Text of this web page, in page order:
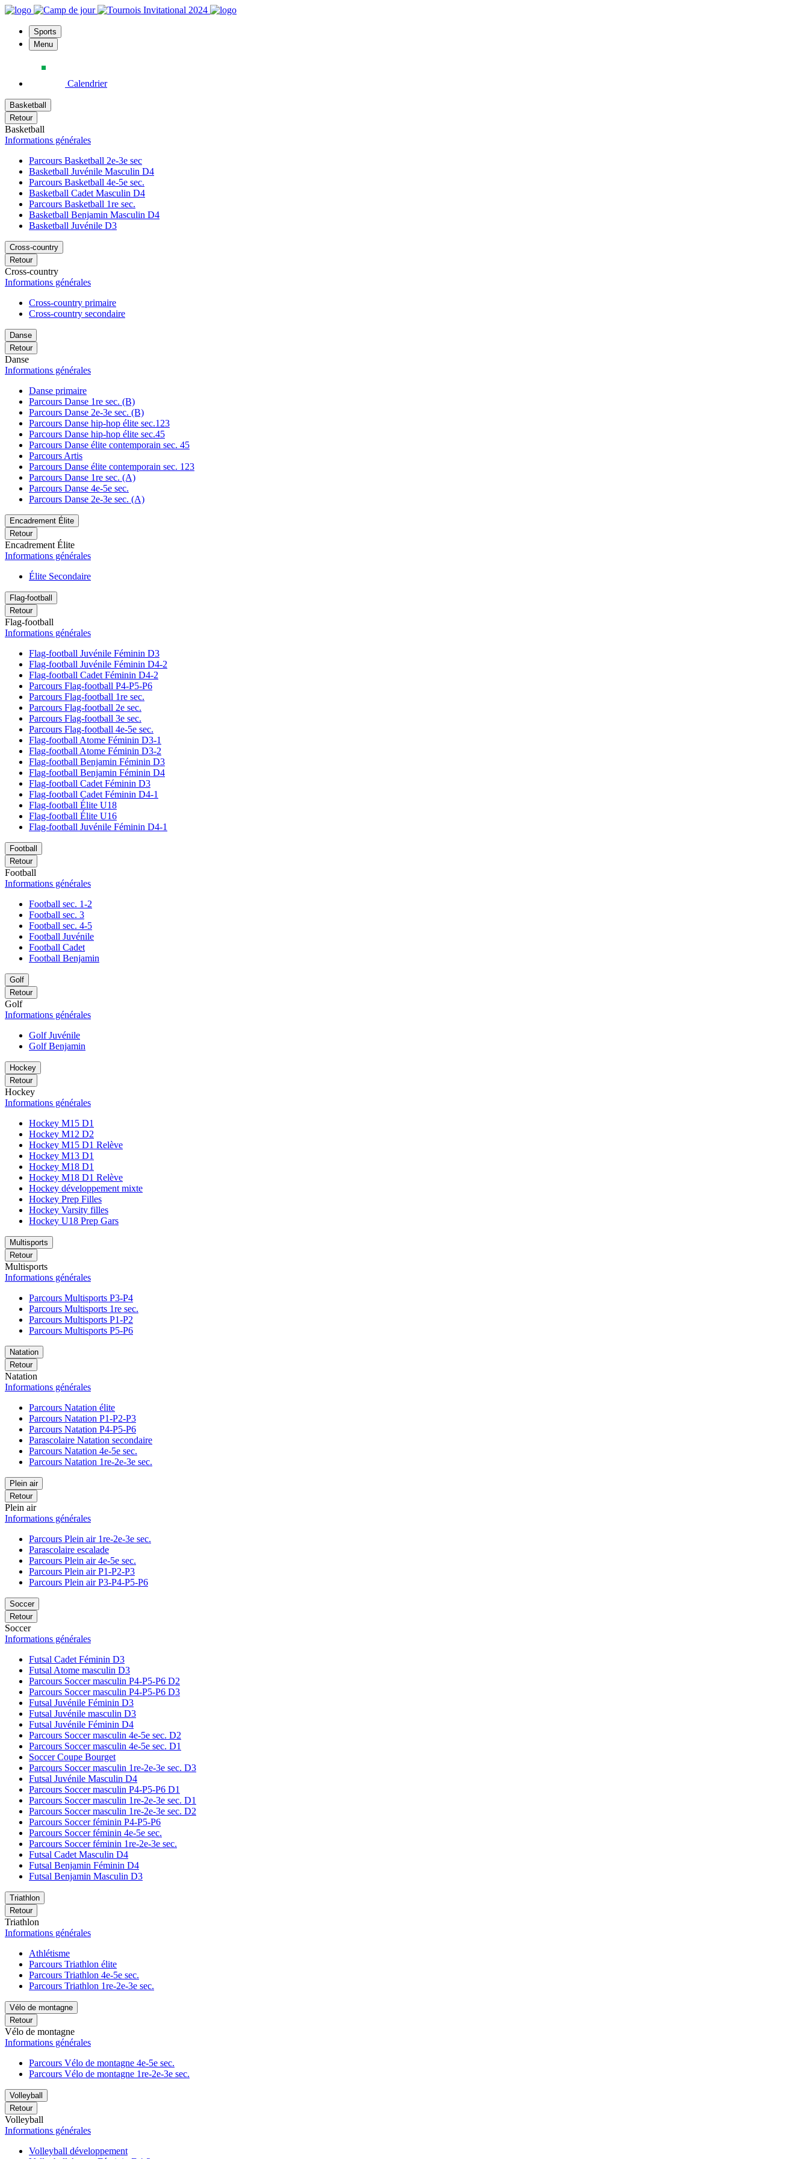
Sports
Menu
Calendrier
Basketball
Retour
Basketball
Informations générales
Parcours Basketball 2e-3e sec
Basketball Juvénile Masculin D4
Parcours Basketball 4e-5e sec.
Basketball Cadet Masculin D4
Parcours Basketball 1re sec.
Basketball Benjamin Masculin D4
Basketball Juvénile D3
Cross-country
Retour
Cross-country
Informations générales
Cross-country primaire
Cross-country secondaire
Danse
Retour
Danse
Informations générales
Danse primaire
Parcours Danse 1re sec. (B)
Parcours Danse 2e-3e sec. (B)
Parcours Danse hip-hop élite sec.123
Parcours Danse hip-hop élite sec.45
Parcours Danse élite contemporain sec. 45
Parcours Artis
Parcours Danse élite contemporain sec. 123
Parcours Danse 1re sec. (A)
Parcours Danse 4e-5e sec.
Parcours Danse 2e-3e sec. (A)
Encadrement Élite
Retour
Encadrement Élite
Informations générales
Élite Secondaire
Flag-football
Retour
Flag-football
Informations générales
Flag-football Juvénile Féminin D3
Flag-football Juvénile Féminin D4-2
Flag-football Cadet Féminin D4-2
Parcours Flag-football P4-P5-P6
Parcours Flag-football 1re sec.
Parcours Flag-football 2e sec.
Parcours Flag-football 3e sec.
Parcours Flag-football 4e-5e sec.
Flag-football Atome Féminin D3-1
Flag-football Atome Féminin D3-2
Flag-football Benjamin Féminin D3
Flag-football Benjamin Féminin D4
Flag-football Cadet Féminin D3
Flag-football Cadet Féminin D4-1
Flag-football Élite U18
Flag-football Élite U16
Flag-football Juvénile Féminin D4-1
Football
Retour
Football
Informations générales
Football sec. 1-2
Football sec. 3
Football sec. 4-5
Football Juvénile
Football Cadet
Football Benjamin
Golf
Retour
Golf
Informations générales
Golf Juvénile
Golf Benjamin
Hockey
Retour
Hockey
Informations générales
Hockey M15 D1
Hockey M12 D2
Hockey M15 D1 Relève
Hockey M13 D1
Hockey M18 D1
Hockey M18 D1 Relève
Hockey développement mixte
Hockey Prep Filles
Hockey Varsity filles
Hockey U18 Prep Gars
Multisports
Retour
Multisports
Informations générales
Parcours Multisports P3-P4
Parcours Multisports 1re sec.
Parcours Multisports P1-P2
Parcours Multisports P5-P6
Natation
Retour
Natation
Informations générales
Parcours Natation élite
Parcours Natation P1-P2-P3
Parcours Natation P4-P5-P6
Parascolaire Natation secondaire
Parcours Natation 4e-5e sec.
Parcours Natation 1re-2e-3e sec.
Plein air
Retour
Plein air
Informations générales
Parcours Plein air 1re-2e-3e sec.
Parascolaire escalade
Parcours Plein air 4e-5e sec.
Parcours Plein air P1-P2-P3
Parcours Plein air P3-P4-P5-P6
Soccer
Retour
Soccer
Informations générales
Futsal Cadet Féminin D3
Futsal Atome masculin D3
Parcours Soccer masculin P4-P5-P6 D2
Parcours Soccer masculin P4-P5-P6 D3
Futsal Juvénile Féminin D3
Futsal Juvénile masculin D3
Futsal Juvénile Féminin D4
Parcours Soccer masculin 4e-5e sec. D2
Parcours Soccer masculin 4e-5e sec. D1
Soccer Coupe Bourget
Parcours Soccer masculin 1re-2e-3e sec. D3
Futsal Juvénile Masculin D4
Parcours Soccer masculin P4-P5-P6 D1
Parcours Soccer masculin 1re-2e-3e sec. D1
Parcours Soccer masculin 1re-2e-3e sec. D2
Parcours Soccer féminin P4-P5-P6
Parcours Soccer féminin 4e-5e sec.
Parcours Soccer féminin 1re-2e-3e sec.
Futsal Cadet Masculin D4
Futsal Benjamin Féminin D4
Futsal Benjamin Masculin D3
Triathlon
Retour
Triathlon
Informations générales
Athlétisme
Parcours Triathlon élite
Parcours Triathlon 4e-5e sec.
Parcours Triathlon 1re-2e-3e sec.
Vélo de montagne
Retour
Vélo de montagne
Informations générales
Parcours Vélo de montagne 4e-5e sec.
Parcours Vélo de montagne 1re-2e-3e sec.
Volleyball
Retour
Volleyball
Informations générales
Volleyball développement